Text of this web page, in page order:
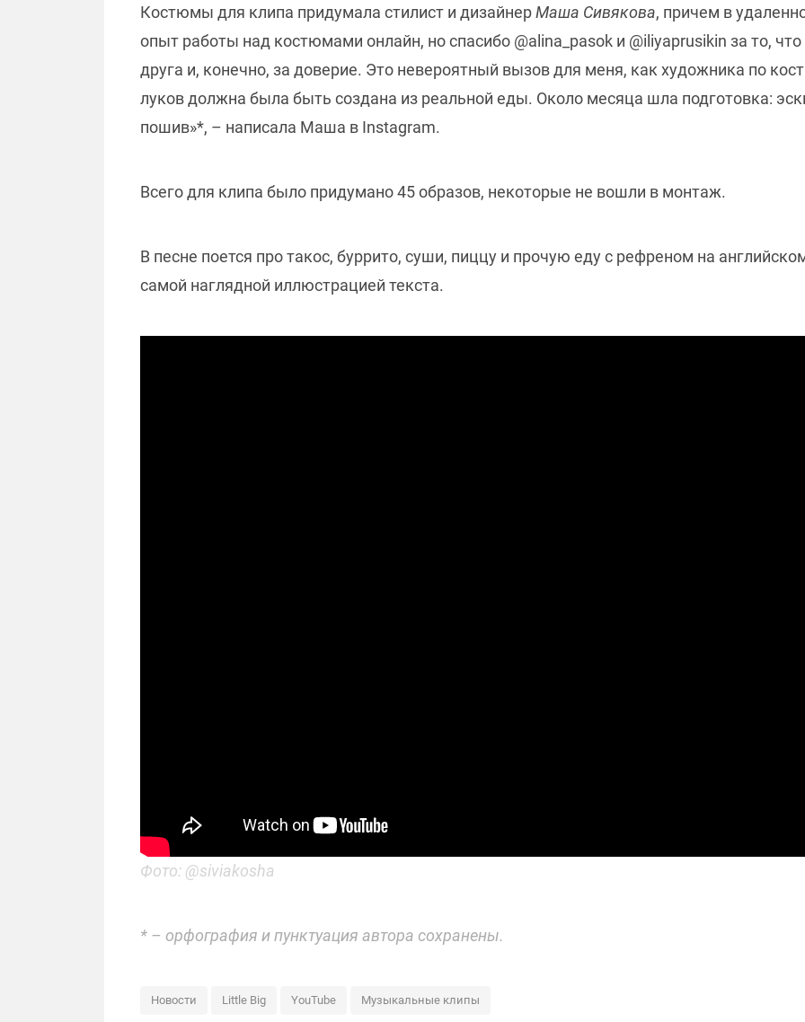
Костюмы для клипа придумала стилист и дизайнерМаша Сивякова, причем в
опыт работы над костюмами онлайн, но спасибо @alina_pasok и @iliyaprusikin за то,
друга и, конечно, за доверие. Это невероятный вызов для меня, как художника по
луков должна была быть создана из реальной еды. Около месяца шла подготовка:
пошив»*, – написала Маша в Instagram.
Всего для клипа было придумано 45 образов, некоторые не вошли в монтаж.
В песне поется про такос, буррито, суши, пиццу и прочую еду с рефреном на
самой наглядной иллюстрацией текста.
Фото: @siviakosha
* – орфография и пунктуация автора сохранены.
Новости Little Big YouTube Музыкальные клипы